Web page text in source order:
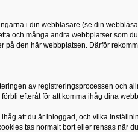
i din webbläsare (se din
och många andra webbplatser som
den här webbplatsen. Därför
av registreringsprocessen och
efteråt för att komma ihåg dina
att du är inloggad, och vilka
tas normalt bort eller rensas när